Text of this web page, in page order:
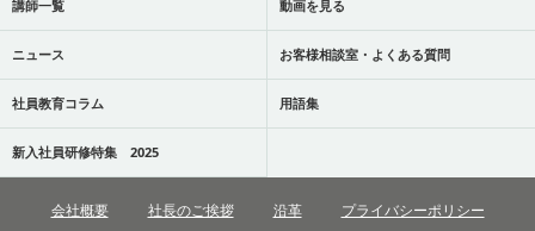
講師一覧 動画を見る
ニュース お客様相談室・よくある質問
社員教育コラム 用語集
新入社員研修特集 2025
会社概要 社長のご挨拶 沿革 プライバシーポリシー